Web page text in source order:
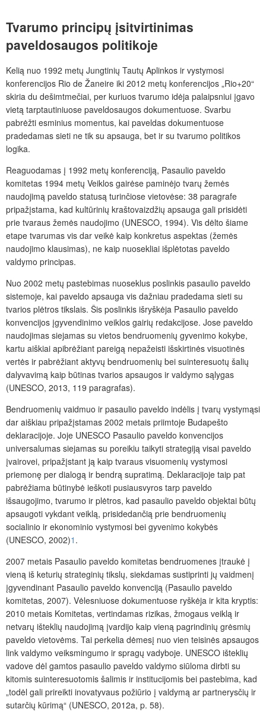
Tvarumo principų įsitvirtinimas
paveldosaugos politikoje
Kelią nuo 1992 metų Jungtinių Tautų Aplinkos ir vystymosi
konferencijos Rio de Žaneire iki 2012 metų konferencijos „Rio+20“
skiria du dešimtmečiai, per kuriuos tvarumo idėja palaipsniui įgavo
vietą tarptautiniuose paveldosaugos dokumentuose. Svarbu
pabrėžti esminius momentus, kai paveldas dokumentuose
pradedamas sieti ne tik su apsauga, bet ir su tvarumo politikos
logika.
Reaguodamas į 1992 metų konferenciją, Pasaulio paveldo
komitetas 1994 metų Veiklos gairėse paminėjo tvarų žemės
naudojimą paveldo statusą turinčiose vietovėse: 38 paragrafe
pripažįstama, kad kultūrinių kraštovaizdžių apsauga gali prisidėti
prie tvaraus žemės naudojimo (UNESCO, 1994). Vis dėlto šiame
etape tvarumas vis dar veikė kaip konkretus aspektas (žemės
naudojimo klausimas), ne kaip nuosekliai išplėtotas paveldo
valdymo principas.
Nuo 2002 metų pastebimas nuoseklus poslinkis pasaulio paveldo
sistemoje, kai paveldo apsauga vis dažniau pradedama sieti su
tvarios plėtros tikslais. Šis poslinkis išryškėja Pasaulio paveldo
konvencijos įgyvendinimo veiklos gairių redakcijose. Jose paveldo
naudojimas siejamas su vietos bendruomenių gyvenimo kokybe,
kartu aiškiai apibrėžiant pareigą nepažeisti išskirtinės visuotinės
vertės ir pabrėžiant aktyvų bendruomenių bei suinteresuotų šalių
dalyvavimą kaip būtinas tvarios apsaugos ir valdymo sąlygas
(UNESCO, 2013, 119 paragrafas).
Bendruomenių vaidmuo ir pasaulio paveldo indėlis į tvarų vystymąsi
dar aiškiau pripažįstamas 2002 metais priimtoje Budapešto
deklaracijoje. Joje UNESCO Pasaulio paveldo konvencijos
universalumas siejamas su poreikiu taikyti strategiją visai paveldo
įvairovei, pripažįstant ją kaip tvaraus visuomenių vystymosi
priemonę per dialogą ir bendrą supratimą. Deklaracijoje taip pat
pabrėžiama būtinybė ieškoti pusiausvyros tarp paveldo
išsaugojimo, tvarumo ir plėtros, kad pasaulio paveldo objektai būtų
apsaugoti vykdant veiklą, prisidedančią prie bendruomenių
socialinio ir ekonominio vystymosi bei gyvenimo kokybės
(UNESCO, 2002)1 .
2007 metais Pasaulio paveldo komitetas bendruomenes įtraukė į
vieną iš keturių strateginių tikslų, siekdamas sustiprinti jų vaidmenį
įgyvendinant Pasaulio paveldo konvenciją (Pasaulio paveldo
komitetas, 2007). Vėlesniuose dokumentuose ryškėja ir kita kryptis:
2010 metais Komitetas, vertindamas rizikas, žmogaus veiklą ir
netvarų išteklių naudojimą įvardijo kaip vieną pagrindinių grėsmių
paveldo vietovėms. Tai perkelia dėmesį nuo vien teisinės apsaugos
link valdymo veiksmingumo ir spragų vadyboje. UNESCO išteklių
vadove dėl gamtos pasaulio paveldo valdymo siūloma dirbti su
kitomis suinteresuotomis šalimis ir institucijomis bei pastebima, kad
„todėl gali prireikti inovatyvaus požiūrio į valdymą ar partnerysčių ir
sutarčių kūrimą“ (UNESCO, 2012a, p. 58).